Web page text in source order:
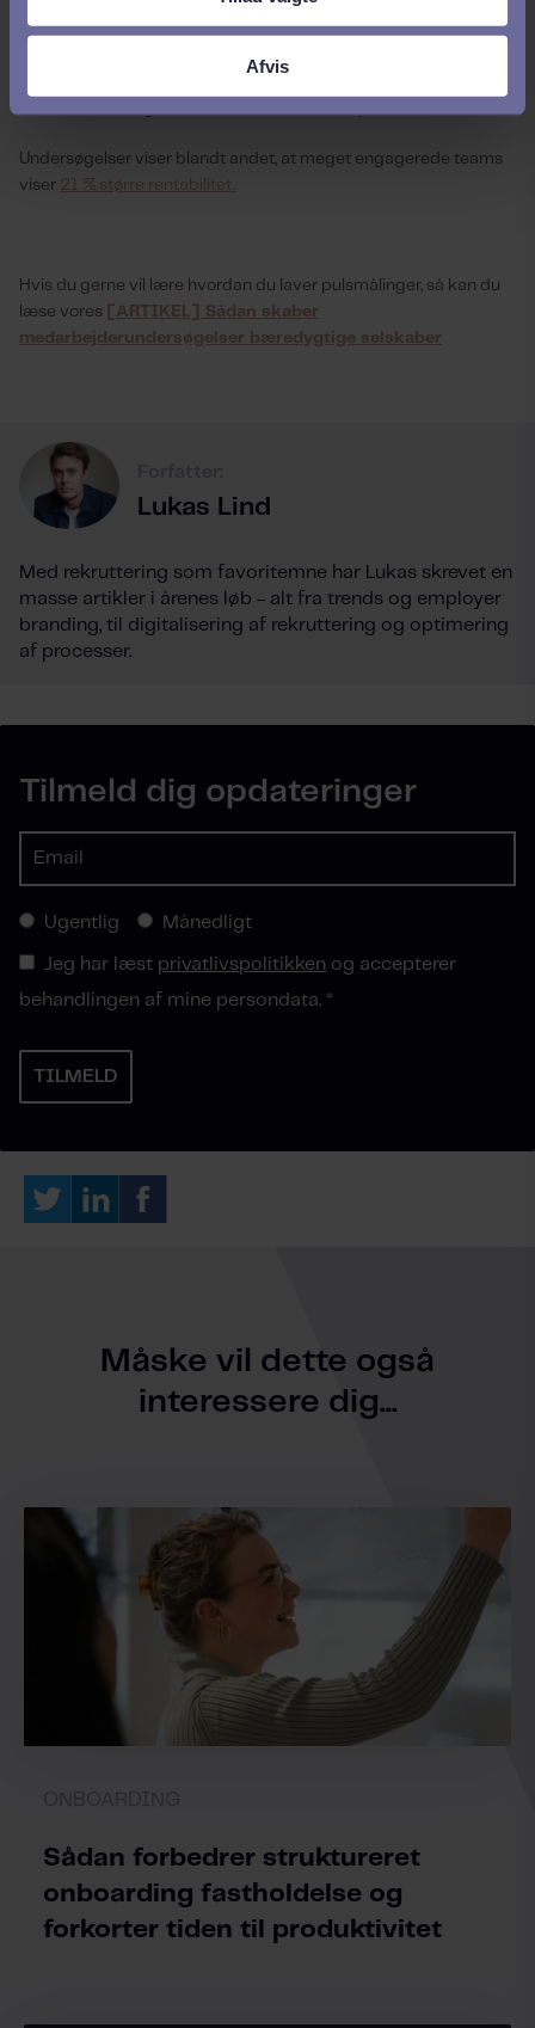
Afvis
"Vha. et højeremedarbejderengagementskabes en
højtpræsterende
Undersøgelser viser blandt andet, at meget engagerede teams
viser 21 % større rentabilitet.
Hvis du gerne vil lære hvordan du laver pulsmålinger, så kan du
læse vores
[ARTIKEL] Sådan skaber
medarbejderundersøgelser bæredygtige selskaber
Lukas Lind
Med rekruttering som favoritemne har Lukas skrevet en
masse artikler i årenes løb - alt fra trends og employer
branding, til digitalisering af rekruttering og optimering
af processer.
Tilmeld dig opdateringer
Ugentlig Månedligt
Jeg har læst privatlivspolitikken og accepterer
behandlingen af mine persondata. *
Måske vil dette også
interessere dig...
Sådan forbedrer struktureret
onboarding fastholdelse og
forkorter tiden til produktivitet